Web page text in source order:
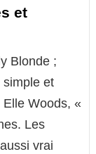
et
Blonde ;
simple et
Woods, «
Les
vrai